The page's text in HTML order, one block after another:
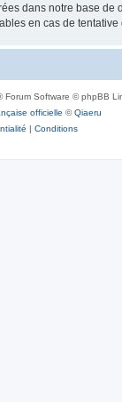
dans notre base
en cas de
Forum Software © phpBB
officielle ©Qiaeru
| Conditions